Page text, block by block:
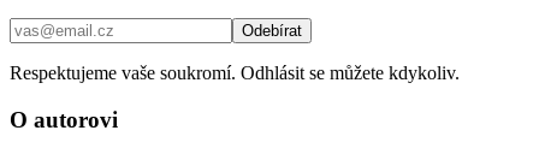
Odebírat
Respektujeme vaše soukromí. Odhlásit se můžete kdykoliv.
O autorovi